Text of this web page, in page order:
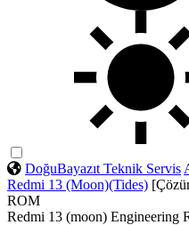
DoğuBayazıt Teknik Servis
Redmi 13 (Moon)(Tides)
ROM
Redmi 13 (moon) Engineering